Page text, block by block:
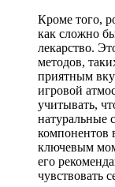
Кроме того,
как сложно
лекарство.
методов,
приятным
игровой
учитывать,
натуральные
компонентов
ключевым
его
чувствовать